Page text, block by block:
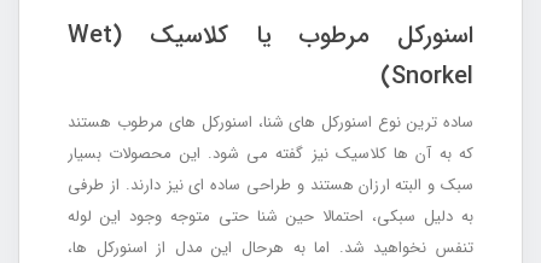
اسنورکل مرطوب یا کلاسیک (Wet
Snorkel)
ساده ترین نوع اسنورکل های شنا، اسنورکل های مرطوب هستند
که به آن ها کلاسیک نیز گفته می شود. این محصولات بسیار
سبک و البته ارزان هستند و طراحی ساده ای نیز دارند. از طرفی
به دلیل سبکی، احتمالا حین شنا حتی متوجه وجود این لوله
تنفس نخواهید شد. اما به هرحال این مدل از اسنورکل ها،